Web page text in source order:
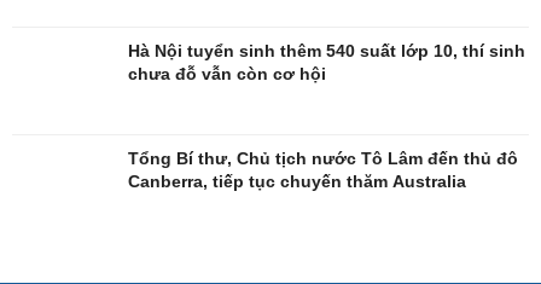
Du lịch
Hà Nội tuyển sinh thêm 540 suất lớp 10, thí sinh
chưa đỗ vẫn còn cơ hội
Tổng Bí thư, Chủ tịch nước Tô Lâm đến thủ đô
Canberra, tiếp tục chuyến thăm Australia